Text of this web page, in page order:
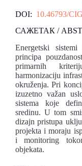
DOI: 10.46793/
САЖЕТАК /
Energetski
principa
primarnih
harmonizaciju
okruženja. Pri
izuzetno važan
sistema koje
sredinu. U tom
dizajn pristupa
projekta i moraju
i monitoring
objekata.